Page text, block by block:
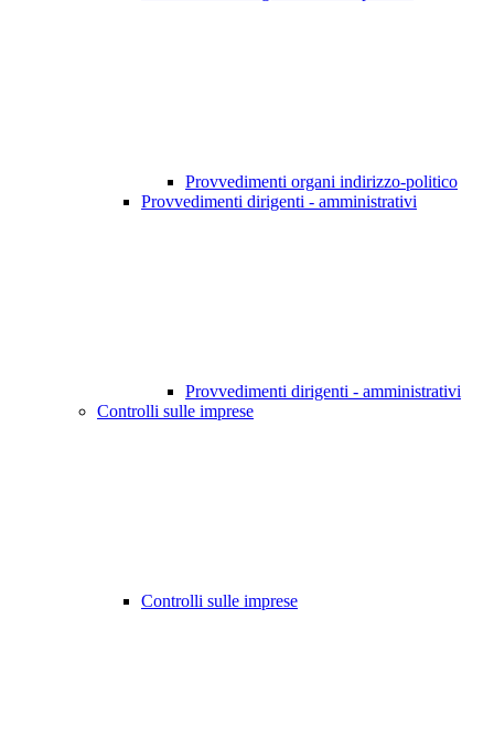
Provvedimenti organi indirizzo-politico
Provvedimenti dirigenti - amministrativi
Provvedimenti dirigenti - amministrativi
Controlli sulle imprese
Controlli sulle imprese